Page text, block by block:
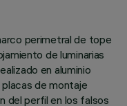
perimetral de tope
de luminarias
en aluminio
de montaje
del perfil en los falsos